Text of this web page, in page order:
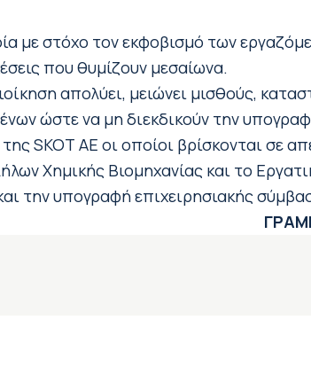
με στόχο τον εκφοβισμό των
που θυμίζουν μεσαίωνα.
απολύει, μειώνει μισθούς,
ώστε να μη διεκδικούν την
SΚΟΤ ΑΕ οι οποίοι βρίσκονται σε
Χημικής Βιομηχανίας και το
την υπογραφή επιχειρησιακής